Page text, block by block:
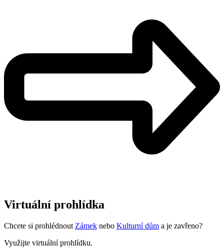
Virtuální prohlídka
Chcete si prohlédnout Zámek nebo Kulturní dům a je zavřeno?
Využijte virtuální prohlídku.